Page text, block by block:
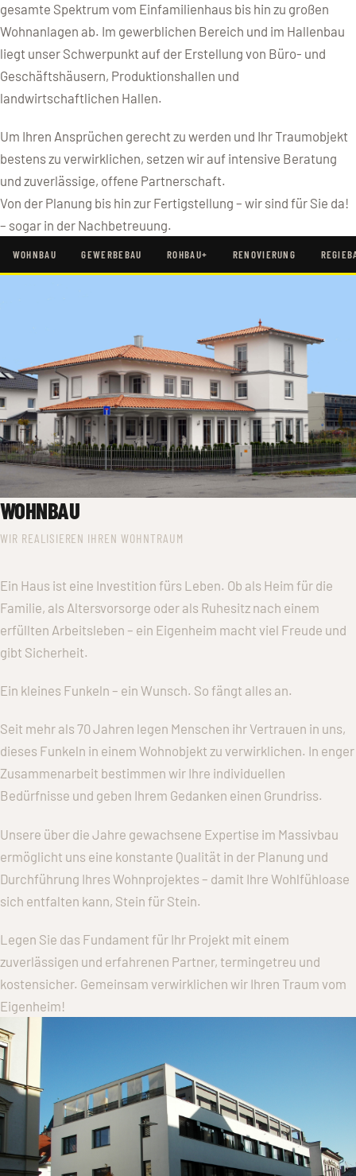
gesamte Spektrum vom Einfamilienhaus bis hin zu großen
Wohnanlagen ab. Im gewerblichen Bereich und im Hallenbau
liegt unser Schwerpunkt auf der Erstellung von Büro- und
Geschäftshäusern, Produktionshallen und
landwirtschaftlichen Hallen.
Um Ihren Ansprüchen gerecht zu werden und Ihr Traumobjekt
bestens zu verwirklichen, setzen wir auf intensive Beratung
und zuverlässige, offene Partnerschaft.
Von der Planung bis hin zur Fertigstellung – wir sind für Sie da!
– sogar in der Nachbetreuung.
WOHNBAU GEWERBEBAU ROHBAU+ RENOVIERUNG
WOHNBAU
WIR REALISIEREN IHREN WOHNTRAUM
Ein Haus ist eine Investition fürs Leben. Ob als Heim für die
Familie, als Altersvorsorge oder als Ruhesitz nach einem
erfüllten Arbeitsleben – ein Eigenheim macht viel Freude und
gibt Sicherheit.
Ein kleines Funkeln – ein Wunsch. So fängt alles an.
Seit mehr als 70 Jahren legen Menschen ihr Vertrauen in uns,
dieses Funkeln in einem Wohnobjekt zu verwirklichen. In enger
Zusammenarbeit bestimmen wir Ihre individuellen
Bedürfnisse und geben Ihrem Gedanken einen Grundriss.
Unsere über die Jahre gewachsene Expertise im Massivbau
ermöglicht uns eine konstante Qualität in der Planung und
Durchführung Ihres Wohnprojektes – damit Ihre Wohlfühloase
sich entfalten kann, Stein für Stein.
Legen Sie das Fundament für Ihr Projekt mit einem
zuverlässigen und erfahrenen Partner, termingetreu und
kostensicher. Gemeinsam verwirklichen wir Ihren Traum vom
Eigenheim!